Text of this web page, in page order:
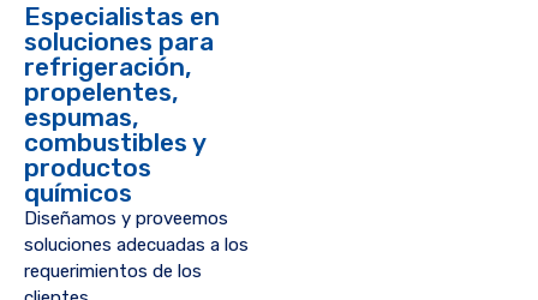
Especialistas en
soluciones para
refrigeración,
propelentes,
espumas,
combustibles y
productos
químicos
Diseñamos y proveemos
soluciones adecuadas a los
requerimientos de los